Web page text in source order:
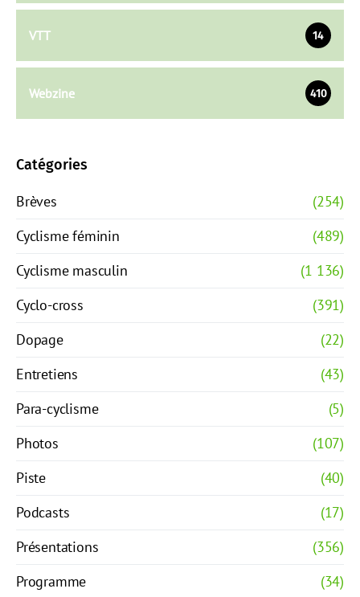
VTT 14
Webzine 410
Catégories
Brèves
(254)
Cyclisme féminin
(489)
Cyclisme masculin
(1 136)
Cyclo-cross
(391)
Dopage
(22)
Entretiens
(43)
Para-cyclisme
(5)
Photos
(107)
Piste
(40)
Podcasts
(17)
Présentations
(356)
Programme
(34)